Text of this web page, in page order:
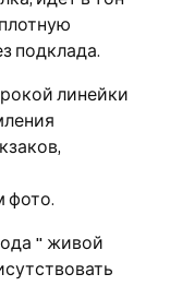
подклада.
линейки
фото.
" живой